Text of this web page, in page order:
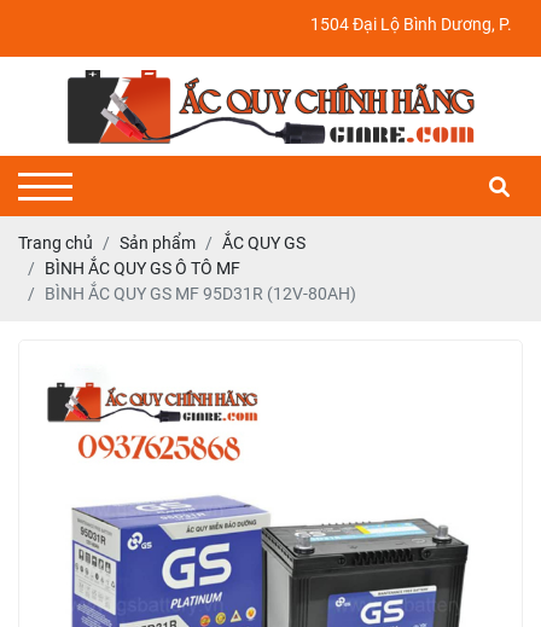
1504 Đại Lộ Bình Dương, P. Định
Trang chủ Sản phẩm
ẮC QUY GS
BÌNH ẮC QUY GS Ô TÔ MF
BÌNH ẮC QUY GS MF 95D31R (12V-80AH)